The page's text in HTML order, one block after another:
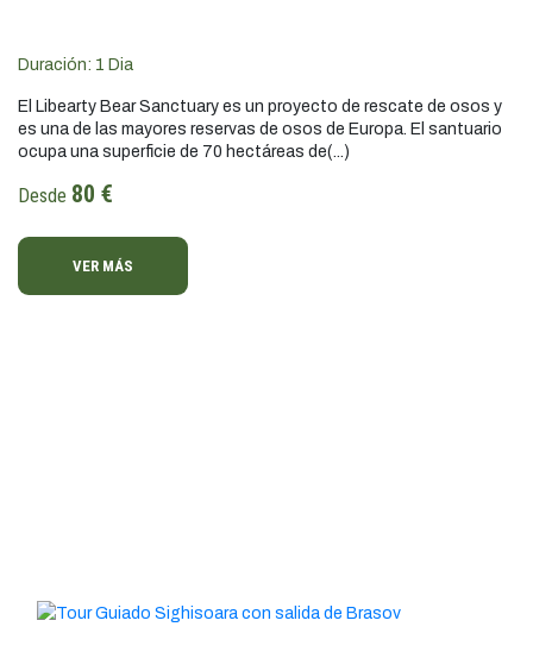
Duración: 1 Dia
El Libearty Bear Sanctuary es un proyecto de rescate de osos y
es una de las mayores reservas de osos de Europa. El santuario
ocupa una superficie de 70 hectáreas de(...)
Desde 80 €
VER MÁS